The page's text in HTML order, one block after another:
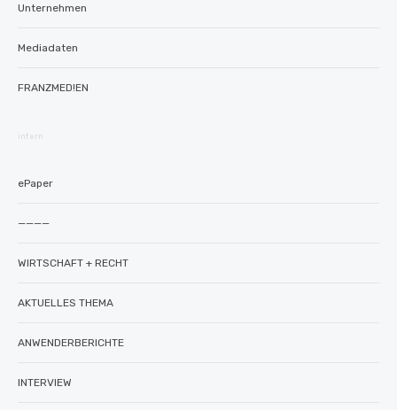
Unternehmen
Mediadaten
FRANZMED!EN
intern
ePaper
————
WIRTSCHAFT + RECHT
AKTUELLES THEMA
ANWENDERBERICHTE
INTERVIEW